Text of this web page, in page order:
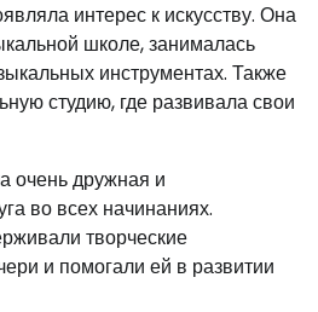
интерес к искусству. Она
школе, занималась
инструментах. Также
студию, где развивала свои
очень дружная и
во всех начинаниях.
творческие
и помогали ей в развитии